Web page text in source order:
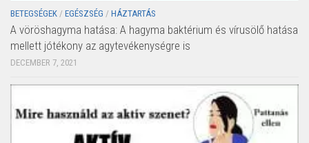
BETEGSÉGEK / EGÉSZSÉG / HÁZTARTÁS
A vöröshagyma hatása: A hagyma baktérium és vírusölő hatása
mellett jótékony az agytevékenységre is
DECEMBER 7, 2021